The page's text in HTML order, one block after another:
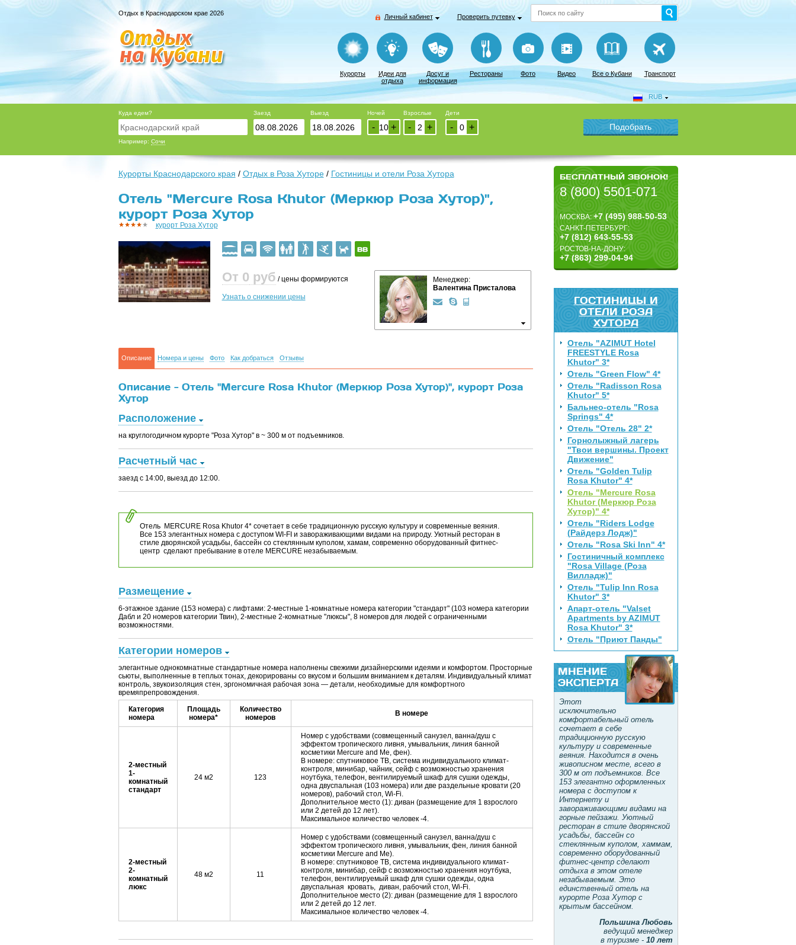
Отдых в Краснодарском крае 2026 Личный кабинет Проверить путевку
Курорты
Идеи для
отдыха
Досуг и
информация
Рестораны Фото Видео Все о Кубани Транспорт
RUB
Куда едем?
Например: Сочи
Заезд Выезд Ночей
+
-
Взрослые
+
-
Дети
+
-
БЕСПЛАТНЫЙ ЗВОНОК!
8 (800) 5501-071
МОСКВА:+7 (495) 988-50-53
САНКТ-ПЕТЕРБУРГ:
+7 (812) 643-55-53
РОСТОВ-НА-ДОНУ:
+7 (863) 299-04-94
ГОСТИНИЦЫ И
ОТЕЛИ РОЗА
ХУТОРА
Отель "AZIMUT Hotel
FREESTYLE Rosa
Khutor" 3*
Отель "Green Flow" 4*
Отель "Radisson Rosa
Khutor" 5*
Бальнео-отель "Rosa
Springs" 4*
Отель "Отель 28" 2*
Горнолыжный лагерь
"Твои вершины. Проект
Движение"
Отель "Golden Tulip
Rosa Khutor" 4*
Отель "Mercure Rosa
Khutor (Меркюр Роза
Хутор)" 4*
Отель "Riders Lodge
(Райдерз Лодж)"
Отель "Rosa Ski Inn" 4*
Гостиничный комплекс
"Rosa Village (Роза
Вилладж)"
Отель "Tulip Inn Rosa
Khutor" 3*
Апарт-отель "Valset
Apartments by AZIMUT
Rosa Khutor" 3*
Отель "Приют Панды"
МНЕНИЕ
ЭКСПЕРТА
Этот
исключительно
комфортабельный отель
сочетает в себе
традиционную русскую
культуру и современные
веяния. Находится в очень
живописном месте, всего в
300 м от подъемников. Все
153 элегантно оформленных
номера с доступом к
Интернету и
завораживающими видами на
горные пейзажи. Уютный
ресторан в стиле дворянской
усадьбы, бассейн со
стеклянным куполом, хаммам,
современно оборудованный
фитнес-центр сделают
отдыха в этом отеле
незабываемым. Это
единственный отель на
курорте Роза Хутор с
крытым бассейном.
Польшина Любовь
ведущий менеджер
в туризме - 10 лет
Курорты Краснодарского края / Отдых в Роза Хуторе/ Гостиницы и отели Роза Хутора
Отель "Mercure Rosa Khutor (Меркюр Роза Хутор)",
курорт Роза Хутор
курорт Роза Хутор
От 0 руб / цены формируются
Узнать о снижении цены
Менеджер:
Валентина Присталова
Описание Номера и цены Фото Как добраться Отзывы
Описание - Отель "Mercure Rosa Khutor (Меркюр Роза Хутор)", курорт Роза
Хутор
Расположение
на круглогодичном курорте "Роза Хутор" в ~ 300 м от подъемников.
Расчетный час
заезд с 14:00, выезд до 12:00.
Отель MERCURE Rosa Khutor 4* сочетает в себе традиционную русскую культуру и современные веяния.
Все 153 элегантных номера c доступом WI-FI и завораживающими видами на природу. Уютный ресторан в
стиле дворянской усадьбы, бассейн со стеклянным куполом, хамам, современно оборудованный фитнес-
центр сделают пребывание в отеле MERCURE незабываемым.
Размещение
6-этажное здание (153 номера) с лифтами: 2-местные 1-комнатные номера категории "стандарт" (103 номера категории
Дабл и 20 номеров категории Твин), 2-местные 2-комнатные "люксы", 8 номеров для людей с ограниченными
возможностями.
Категории номеров
элегантные однокомнатные стандартные номера наполнены свежими дизайнерскими идеями и комфортом. Просторные
сьюты, выполненные в теплых тонах, декорированы со вкусом и большим вниманием к деталям. Индивидуальный климат
контроль, звукоизоляция стен, эргономичная рабочая зона — детали, необходимые для комфортного
времяпрепровождения.
Категория
номера
Площадь
номера*
Количество
номеров
В номере
2-местный
1-
комнатный
стандарт
24 м2 123
Номер с удобствами (совмещенный санузел, ванна/душ с
эффектом тропического ливня, умывальник, линия банной
косметики Mercure and Me, фен).
В номере: спутниковое ТВ, система индивидуального климат-
контроля, минибар, чайник, сейф с возможностью хранения
ноутбука, телефон, вентилируемый шкаф для сушки одежды,
одна двуспальная (103 номера) или две раздельные кровати (20
номеров), рабочий стол, Wi-Fi.
Дополнительное место (1): диван (размещение для 1 взрослого
или 2 детей до 12 лет).
Максимальное количество человек -4.
2-местный
2-
комнатный
люкс
48 м2 11
Номер с удобствами (совмещенный санузел, ванна/душ с
эффектом тропического ливня, умывальник, фен, линия банной
косметики Mercure and Me).
В номере: спутниковое ТВ, система индивидуального климат-
контроля, минибар, сейф с возможностью хранения ноутбука,
телефон, вентилируемый шкаф для сушки одежды, одна
двуспальная кровать, диван, рабочий стол, Wi-Fi.
Дополнительное место (2): диван (размещение для 1 взрослого
или 2 детей до 12 лет.
Максимальное количество человек -4.